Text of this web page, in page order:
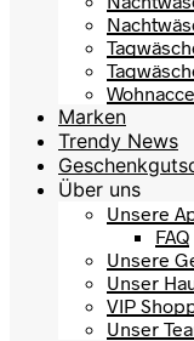
Marken
Trendy News
Über uns
Unsere
FAQ
Unsere
Unser
VIP
Unser